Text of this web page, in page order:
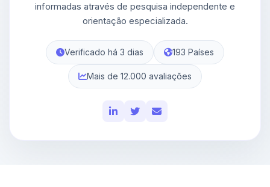
informadas através de pesquisa independente e
orientação especializada.
Verificado há 3 dias 193 Países
Mais de 12.000 avaliações